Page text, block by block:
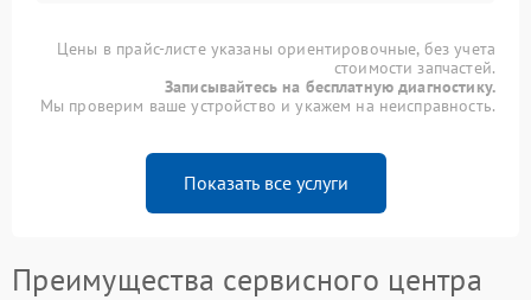
Цены в прайс-листе указаны ориентировочные, без учета
стоимости запчастей.
Записывайтесь на бесплатную диагностику.
Мы проверим ваше устройство и укажем на неисправность.
Показать все услуги
Преимущества сервисного центра